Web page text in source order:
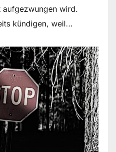
aufgezwungen wird.
kündigen, weil…